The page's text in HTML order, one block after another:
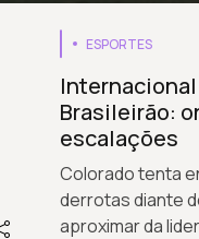
ESPORTES
Brasileirão:
escalações
Colorado tenta
derrotas diante
aproximar da